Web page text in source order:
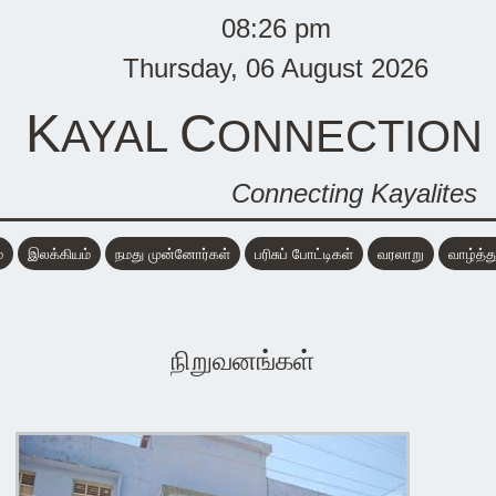
08:26 pm
Thursday, 06 August 2026
KAYAL CONNECTION
Connecting Kayalites
இலக்கியம் நமது முன்னோர்கள் பரிசுப் போட்டிகள் வரலாறு
நிறுவனங்கள்